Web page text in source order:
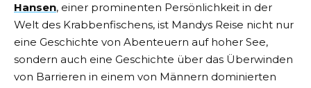
Hansen, einer prominenten Persönlichkeit in der
Welt des Krabbenfischens, ist Mandys Reise nicht nur
eine Geschichte von Abenteuern auf hoher See,
sondern auch eine Geschichte über das Überwinden
von Barrieren in einem von Männern dominierten